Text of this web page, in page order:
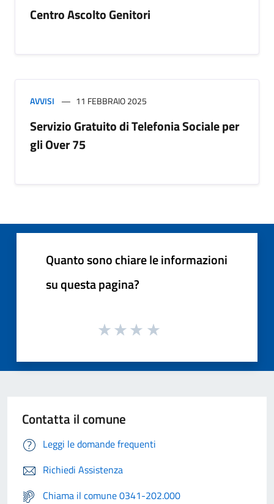
Centro Ascolto Genitori
AVVISI 11 FEBBRAIO 2025
Servizio Gratuito di Telefonia Sociale per
gli Over 75
Quanto sono chiare le informazioni
su questa pagina?
Contatta il comune
Leggi le domande frequenti
Richiedi Assistenza
Chiama il comune 0341-202.000